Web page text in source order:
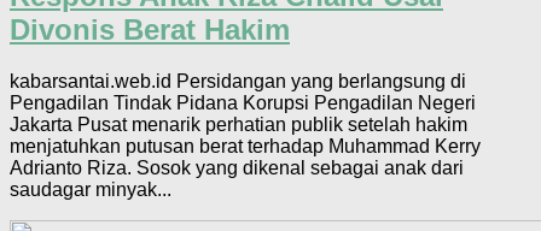
Divonis Berat Hakim
kabarsantai.web.id Persidangan yang berlangsung di
Pengadilan Tindak Pidana Korupsi Pengadilan Negeri
Jakarta Pusat menarik perhatian publik setelah hakim
menjatuhkan putusan berat terhadap Muhammad Kerry
Adrianto Riza. Sosok yang dikenal sebagai anak dari
saudagar minyak...